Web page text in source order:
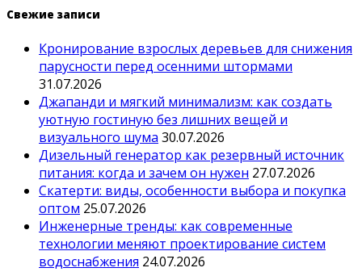
Свежие записи
Кронирование взрослых деревьев для снижения
парусности перед осенними штормами
31.07.2026
Джапанди и мягкий минимализм: как создать
уютную гостиную без лишних вещей и
визуального шума 30.07.2026
Дизельный генератор как резервный источник
питания: когда и зачем он нужен 27.07.2026
Скатерти: виды, особенности выбора и покупка
оптом 25.07.2026
Инженерные тренды: как современные
технологии меняют проектирование систем
водоснабжения 24.07.2026